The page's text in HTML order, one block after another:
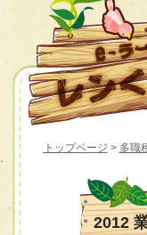
トップページ > 多職
2012